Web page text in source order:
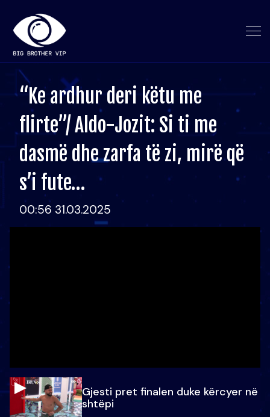
“Ke ardhur deri këtu me
flirte”/ Aldo-Jozit: Si ti me
dasmë dhe zarfa të zi, mirë që
s’i fute…
00:56 31.03.2025
Gjesti pret finalen duke kërcyer në
shtëpi